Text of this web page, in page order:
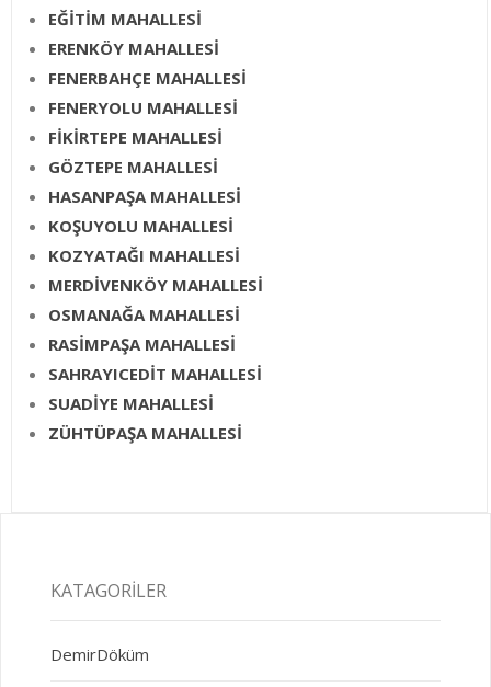
EĞİTİM MAHALLESİ
ERENKÖY MAHALLESİ
FENERBAHÇE MAHALLESİ
FENERYOLU MAHALLESİ
FİKİRTEPE MAHALLESİ
GÖZTEPE MAHALLESİ
HASANPAŞA MAHALLESİ
KOŞUYOLU MAHALLESİ
KOZYATAĞI MAHALLESİ
MERDİVENKÖY MAHALLESİ
OSMANAĞA MAHALLESİ
RASİMPAŞA MAHALLESİ
SAHRAYICEDİT MAHALLESİ
SUADİYE MAHALLESİ
ZÜHTÜPAŞA MAHALLESİ
KATAGORILER
DemirDöküm